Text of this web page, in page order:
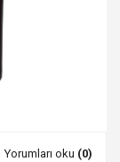
Yorumları oku (0)